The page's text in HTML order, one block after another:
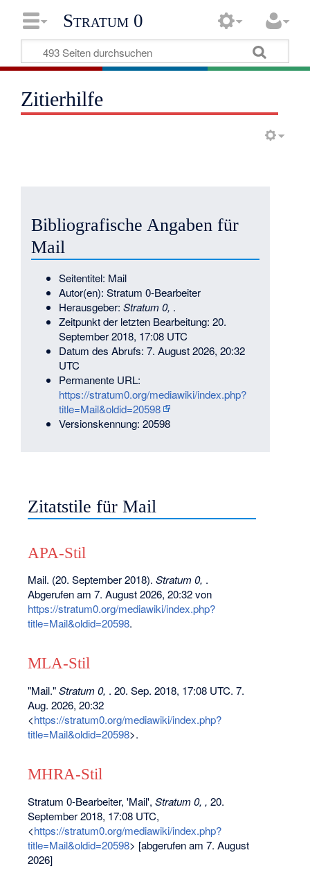
Stratum 0
Zitierhilfe
Bibliografische Angaben für
Mail
Seitentitel: Mail
Autor(en): Stratum 0-Bearbeiter
Herausgeber:Stratum 0, .
Zeitpunkt der letzten Bearbeitung: 20.
September 2018, 17:08 UTC
Datum des Abrufs: 7. August 2026, 20:32
UTC
Permanente URL:
https://stratum0.org/mediawiki/index.php?
title=Mail&oldid=20598
Versionskennung: 20598
Zitatstile für Mail
APA-Stil
Mail. (20. September 2018).Stratum 0, .
Abgerufen am 7. August 2026, 20:32 von
https://stratum0.org/mediawiki/index.php?
title=Mail&oldid=20598.
MLA-Stil
"Mail."Stratum 0, . 20. Sep. 2018, 17:08 UTC. 7.
Aug. 2026, 20:32
<https://stratum0.org/mediawiki/index.php?
title=Mail&oldid=20598>.
MHRA-Stil
Stratum 0-Bearbeiter, 'Mail',Stratum 0, , 20.
September 2018, 17:08 UTC,
<https://stratum0.org/mediawiki/index.php?
title=Mail&oldid=20598> [abgerufen am 7. August
2026]